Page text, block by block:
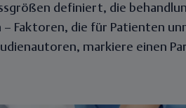
definiert, die
Faktoren, die für Patienten
markiere einen